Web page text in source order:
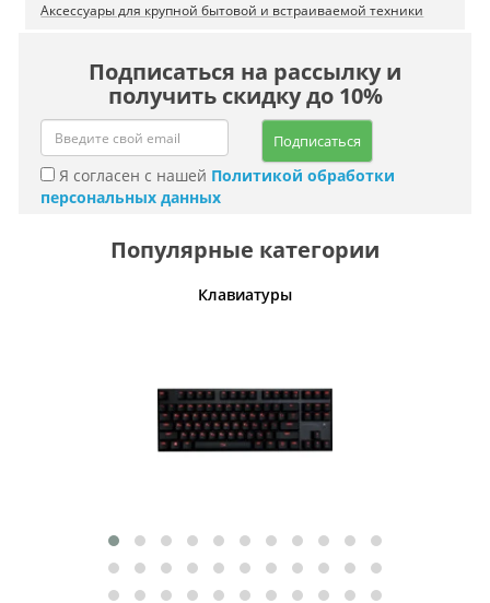
Аксессуары для крупной бытовой и встраиваемой техники
Подписаться на рассылку и
получить скидку до 10%
Подписаться
Я согласен с нашей Политикой обработки
персональных данных
Популярные категории
Клавиатуры